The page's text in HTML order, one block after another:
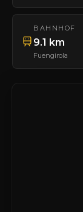
BAHNHOF
9.1 km
Fuengirola